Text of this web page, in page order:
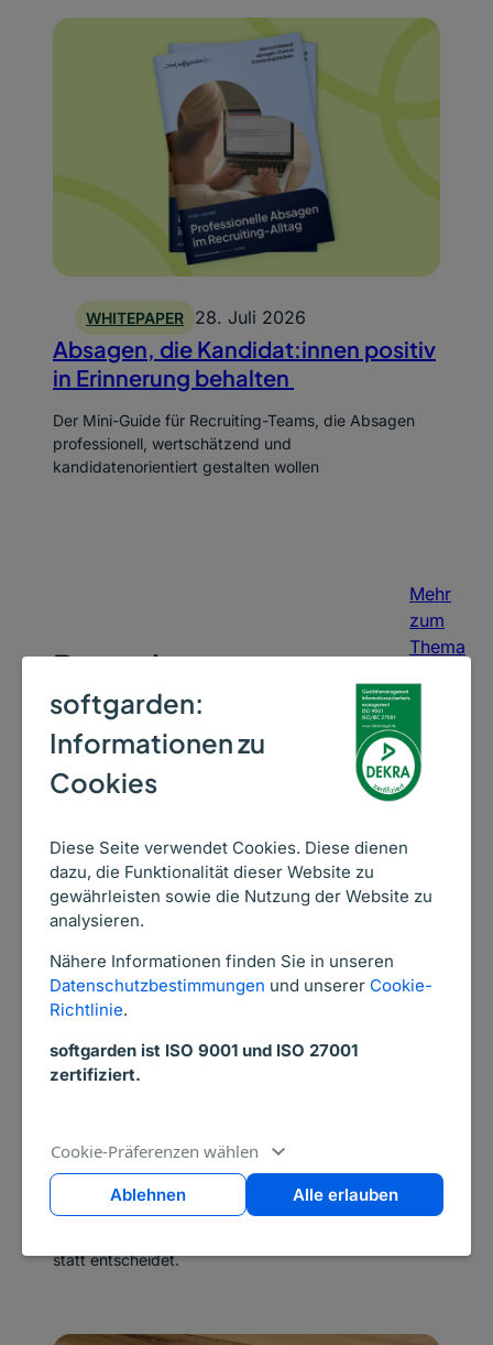
softgarden:
Informationen zu
Cookies
Diese Seite verwendet Cookies. Diese dienen
dazu, die Funktionalität dieser Website zu
gewährleisten sowie die Nutzung der Website zu
analysieren.
Nähere Informationen finden Sie in unseren
Datenschutzbestimmungen und unserer Cookie-
Richtlinie.
softgarden ist ISO 9001 und ISO 27001
zertifiziert.
Cookie-Präferenzen wählen
Ablehnen Alle erlauben
WHITEPAPER 28. Juli 2026
Absagen, die Kandidat:innen positiv
in Erinnerung behalten
Der Mini-Guide für Recruiting-Teams, die Absagen
professionell, wertschätzend und
kandidatenorientiert gestalten wollen
Bewerbermanagement
Mehr
zum
Thema
BLOGARTIKEL 29. Juli 2026
Matching-Technologien im
der EU AI Act verlangt
Wir zeigen dir, was modernes Matching heute leistet,
wo Verzerrungen entstehen und welche Regeln du
statt entscheidet.